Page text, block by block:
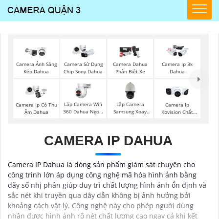
Camera Ánh Sáng
Kép Dahua
Camera Sử Dụng
Chip Sony Dahua
Camera Dahua
Phân Biệt Xe
Camera Ip 3k
Dahua
Camera Ip Có Thu
Ậm Dahua
Lắp Camera Wifi
360 Dahua Ngoài
Lắp Camera
Samsung Xoay
Camera Ip
Kbvision Chất
CAMERA IP DAHUA
Camera IP Dahua là dòng sản phẩm giám sát chuyên cho
công trình lớn áp dụng công nghệ mã hóa hình ảnh bằng
dãy số nhị phân giúp duy trì chất lượng hình ảnh ổn định và
sắc nét khi truyền qua dây dẫn không bị ảnh hưởng bởi
khoảng cách vật lý. Công nghệ này cho phép người dùng
nhận được hình ảnh rõ nét chất lượng cao ngay cả khi kết